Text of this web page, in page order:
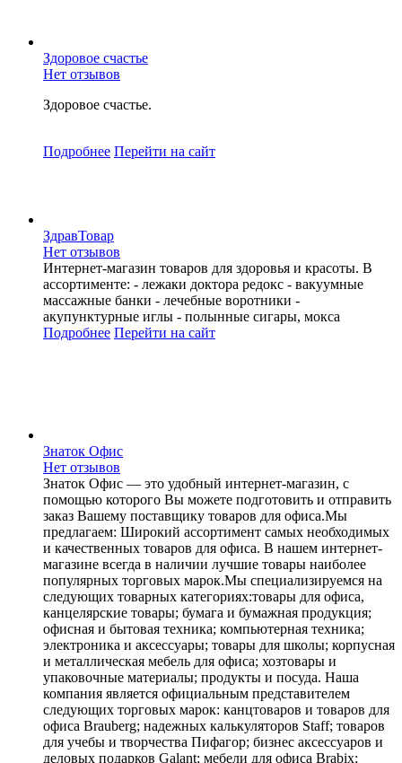
Здоровое счастье
Нет отзывов
Здоровое счастье.
Подробнее Перейти на сайт
ЗдравТовар
Нет отзывов
Интернет-магазин товаров для здоровья и красоты. В
ассортименте: - лежаки доктора редокс - вакуумные
массажные банки - лечебные воротники -
акупунктурные иглы - полынные сигары, мокса
Подробнее Перейти на сайт
Знаток Офис
Нет отзывов
Знаток Офис — это удобный интернет-магазин, с
помощью которого Вы можете подготовить и отправить
заказ Вашему поставщику товаров для офиса.Мы
предлагаем: Широкий ассортимент самых необходимых
и качественных товаров для офиса. В нашем интернет-
магазине всегда в наличии лучшие товары наиболее
популярных торговых марок.Мы специализируемся на
следующих товарных категориях:товары для офиса,
канцелярские товары; бумага и бумажная продукция;
офисная и бытовая техника; компьютерная техника;
электроника и аксессуары; товары для школы; корпусная
и металлическая мебель для офиса; хозтовары и
упаковочные материалы; продукты и посуда. Наша
компания является официальным представителем
следующих торговых марок: канцтоваров и товаров для
офиса Brauberg; надежных калькуляторов Staff; товаров
для учебы и творчества Пифагор; бизнес аксессуаров и
деловых подарков Galant; мебели для офиса Brabix;